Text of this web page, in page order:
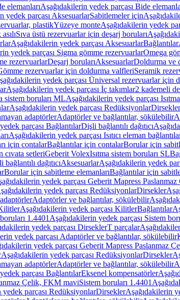
elemanlarıAşağıdakilerin yedek parçası Bide
yedek parçası AksesuarlarSabitlemeler için
plastikYüzeye monteAşağıdakilerin yedek
Sıva üstü rezervuarlar için deşarj boruları
Aşağıdakilerin yedek parçası AksesuarlarBağlantılar
yedek parçası Sigma gömme rezervuarlarOmega
rezervuarlarDeşarj borularıAksesuarlarDoldurma ve
rezervuarlar için doldurma valfleriSeramik
yedek parçası Üniversal rezervuarlar için
Aşağıdakilerin yedek parçası İç takımlar2 kademeli
sistem boruları MLAşağıdakilerin yedek parçası
Aşağıdakilerin yedek parçası RedüksiyonlarDirsekler
adaptörlerAdaptörler ve bağlantılar, sökülebilir
parçası BağlantılarDişli bağlantılı dağıtıcı
Aşağıdakilerin yedek parçası Isıtıcı eleman
için contalarBağlantılar için contalarBorular için
cıvata setleriGeberit VolexIsıtma sistem boruları SL
bağlantılı dağıtıcıAksesuarlarAşağıdakilerin yedek
Borular için sabitleme elemanlarıBağlantılar için
yedek parçası Geberit Mapress
yedek parçası RedüksiyonlarDirsekler
Adaptörler ve bağlantılar, sökülebilir
Aşağıdakilerin yedek parçası KilitlerBağlantılar
1.4401 Aşağıdakilerin yedek parçası Sistem
yedek parçası DirseklerT parçalar
yedek parçası Adaptörler ve bağlantılar, sökülebilir
yedek parçası Geberit Mapress Paslanmaz
Aşağıdakilerin yedek parçası RedüksiyonlarDirsekler
adaptörlerAdaptörler ve bağlantılar, sökülebilir
parçası BağlantılarEksenel kompensatörler
Çelik, FKM maviSistem boruları 1.4401
yedek parçası RedüksiyonlarDirseklerAşağıdakilerin